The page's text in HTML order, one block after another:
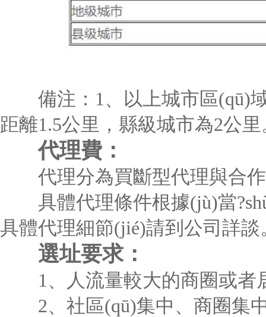
備注：1、以上城市區(qū)
距離1.5公里，縣級城市為2公里
代理費：
代理分為買斷型代理與合作
具體代理條件根據(jù)當
具體代理細節(jié)請到公司詳談
選址要求：
1、人流量較大的商圈或者
2、社區(qū)集中、商圈集